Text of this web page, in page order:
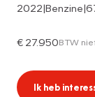
2022|Benzine|
€ 27.950BTW
Ik heb